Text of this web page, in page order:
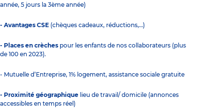
année, 5 jours la 3ème année)
- Avantages CSE (chèques cadeaux, réductions,…)
- Places en crèches pour les enfants de nos collaborateurs (plus
de 100 en 2023).
- Mutuelle d’Entreprise, 1% logement, assistance sociale gratuite
- Proximité géographique lieu de travail/ domicile (annonces
accessibles en temps réel)